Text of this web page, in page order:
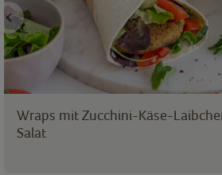
Wraps mit Zucchini-Käse-
Salat